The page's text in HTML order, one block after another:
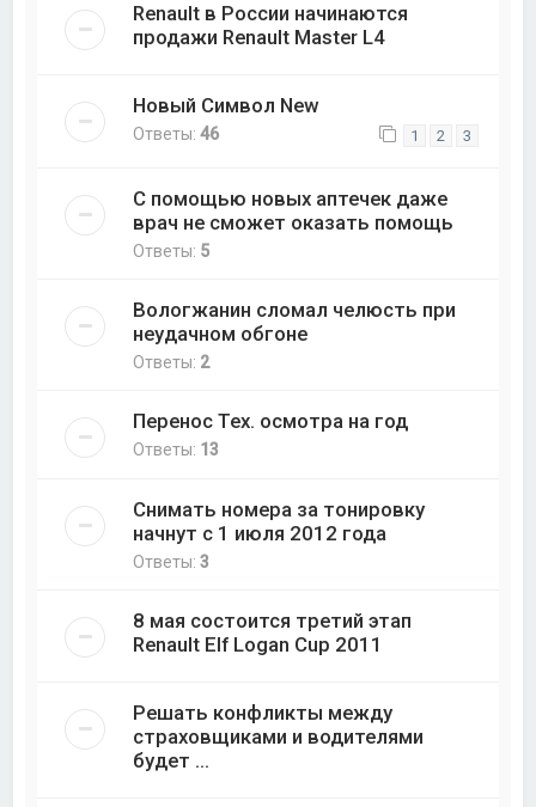
Renault в России начинаются
продажи Renault Master L4
Новый Символ New
Ответы:46 1 2 3
С помощью новых аптечек даже
врач не сможет оказать помощь
Ответы: 5
Вологжанин сломал челюсть при
неудачном обгоне
Ответы: 2
Перенос Тех. осмотра на год
Ответы: 13
Снимать номера за тонировку
начнут с 1 июля 2012 года
Ответы:3
8 мая состоится третий этап
Renault Elf Logan Cup 2011
Решать конфликты между
страховщиками и водителями
будет ...